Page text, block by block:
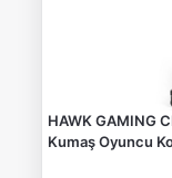
HAWK GAMING
Kumaş Oyuncu